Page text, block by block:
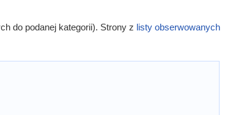
do podanej kategorii). Strony z listy obserwowanych